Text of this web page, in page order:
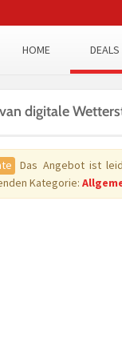
HOME DEALS
digitale
Das Angebot ist
Kategorie: